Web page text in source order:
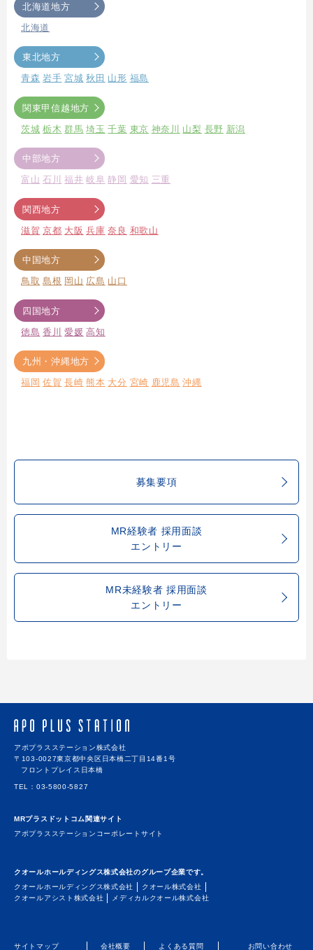
北海道地方
北海道
東北地方
青森 岩手 宮城 秋田 山形 福島
関東甲信越地方
茨城 栃木 群馬 埼玉 千葉 東京 神奈川 山梨 長野 新潟
中部地方
富山 石川 福井 岐阜 静岡 愛知 三重
関西地方
滋賀 京都 大阪 兵庫 奈良 和歌山
中国地方
鳥取 島根 岡山 広島 山口
四国地方
徳島 香川 愛媛 高知
九州・沖縄地方
福岡 佐賀 長崎 熊本 大分 宮崎 鹿児島 沖縄
募集要項
MR経験者 採用面談
エントリー
MR未経験者 採用面談
エントリー
アポプラスステーション株式会社
〒103-0027東京都中央区日本橋二丁目14番1号
フロントプレイス日本橋
TEL 03-5800-5827
MRプラスドットコム関連サイト
アポプラスステーションコーポレートサイト
クオールホールディングス株式会社のグループ企業です。
クオールホールディングス株式会社
クオール株式会社
クオールアシスト株式会社
メディカルクオール株式会社
サイトマップ 会社概要 よくある質問 お問い合わせ